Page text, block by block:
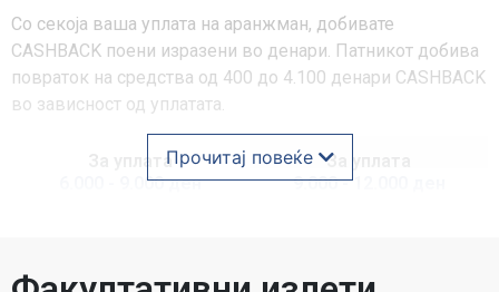
Со секоја ваша уплата на аранжман, добивате
CASHBACK поени изразени во денари. Патникот добива
повраток на средства од 400 до 4.100 денари CASHBACK
во зависност од уплатата.
За уплата
6.000 - 9.000 ден
За уплата
9.000 - 12.000 ден
Прочитај повеќе